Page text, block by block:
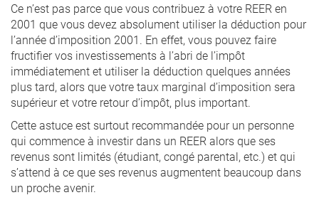
Ce n’est pas parce que vous contribuez à votre REER en
2001 que vous devez absolument utiliser la déduction pour
l’année d’imposition 2001. En effet, vous pouvez faire
fructifier vos investissements à l’abri de l’impôt
immédiatement et utiliser la déduction quelques années
plus tard, alors que votre taux marginal d’imposition sera
supérieur et votre retour d’impôt, plus important.
Cette astuce est surtout recommandée pour un personne
qui commence à investir dans un REER alors que ses
revenus sont limités (étudiant, congé parental, etc.) et qui
s’attend à ce que ses revenus augmentent beaucoup dans
un proche avenir.